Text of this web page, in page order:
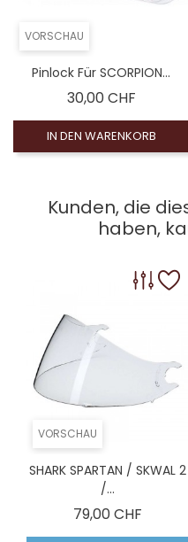
VORSCHAU
Pinlock Für SCORPION...
30,00 CHFPreis
IN DEN WARENKORB
Kunden, die
haben,
VORSCHAU
SHARK SPARTAN / SKWAL 2
/...
79,00 CHF
Coloré (non